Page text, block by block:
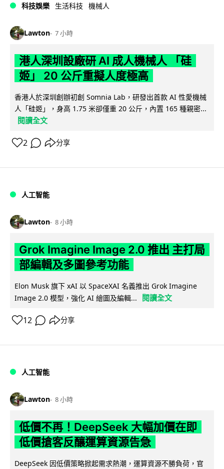
科技娛樂 生活科技 機械人
Lawton 7 小時
港人深圳設廠研 AI 成人機械人 「硅
姬」 20 公斤重擬人度極高
香港人於深圳創辦初創 Somnia Lab，研發出首款 AI 性愛機械
人「硅姬」，身高 1.75 米卻僅重 20 公斤，內置 165 種親密...
閱讀全文
2 分享
人工智能
Lawton 8 小時
Grok Imagine Image 2.0 推出 主打局
部編輯及多圖參考功能
Elon Musk 旗下 xAI 以 SpaceXAI 名義推出 Grok Imagine
Image 2.0 模型，強化 AI 繪圖及編輯...
閱讀全文
12 分享
人工智能
Lawton 8 小時
低價不再！DeepSeek 大幅加價在即
低價搶客反釀運算資源告急
DeepSeek 因低價策略掀起需求熱潮，運算資源不勝負荷，官